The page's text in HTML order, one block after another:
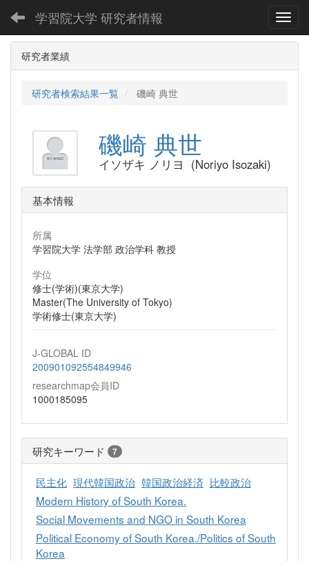
学習院大学 研究者情報
研究者業績
研究者検索結果一覧 磯崎 典世
磯崎 典世
イソザキ ノリヨ (Noriyo Isozaki)
基本情報
所属
学習院大学 法学部 政治学科 教授
学位
修士(学術)(東京大学)
Master(The University of Tokyo)
学術修士(東京大学)
J-GLOBAL ID
200901092554849946
researchmap会員ID
1000185095
研究キーワード 7
民主化 現代韓国政治 韓国政治経済 比較政治
Modern History of South Korea.
Social Movements and NGO in South Korea
Political Economy of South Korea./Politics of South
Korea